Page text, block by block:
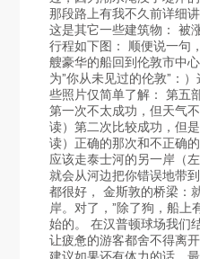
那段路上有我不久前详细
这是其它一些建筑物： 被
行程如下图： 顺便说一句
艘豪华的船回到伦敦市中
为”你从未见过的伦敦”：
些照片仅简单了解： 第五
第一次不太成功，但天气
读）第二次比较成功，但
读）正确的那次和不正确
应该走泰士河的另一岸（
就会从河边把你错误地带
都很好， 金斯敦的桥梁：
岸。对了，”除了狗，船上
始的。 在汉普顿球场我们
让疲惫的游客都舍不得离